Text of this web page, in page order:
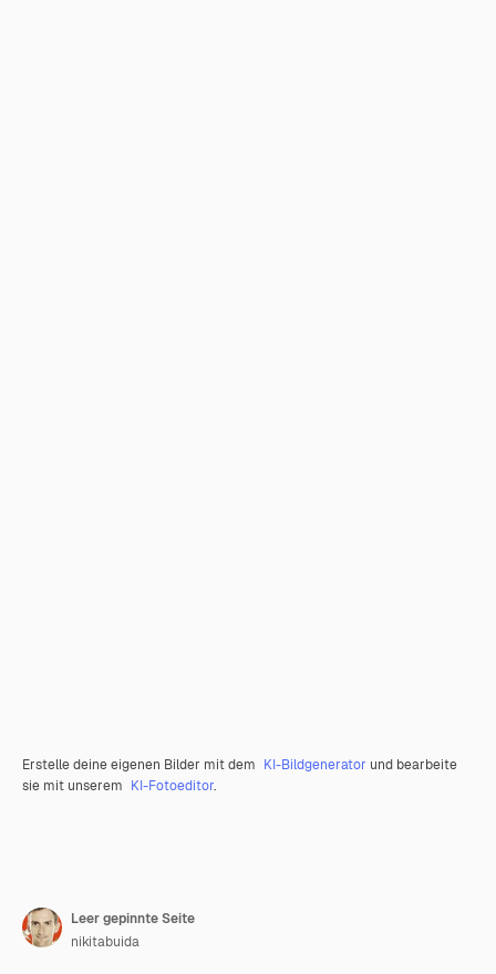
Erstelle deine eigenen Bilder mit dem KI-Bildgenerator und bearbeite
sie mit unserem KI-Fotoeditor.
Leer gepinnte Seite
nikitabuida